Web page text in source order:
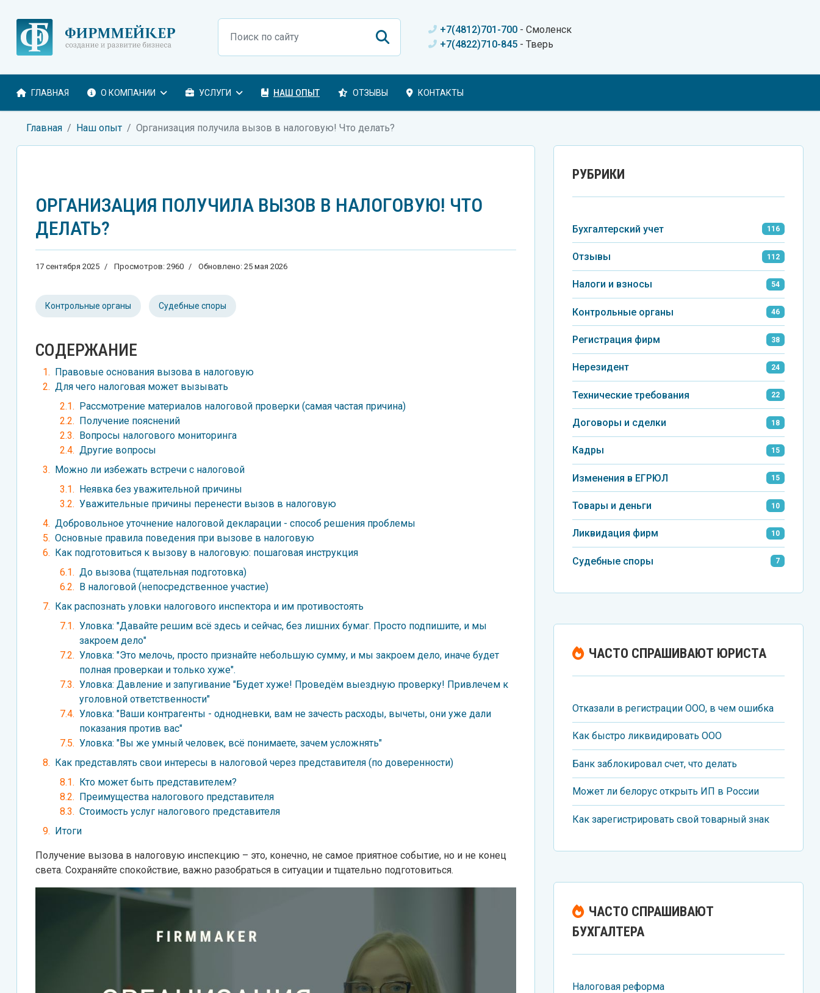
Поиск +7(4812)701-700 - Смоленск
+7(4822)710-845 - Тверь
ГЛАВНАЯ О КОМПАНИИ УСЛУГИ НАШ ОПЫТ ОТЗЫВЫ КОНТАКТЫ
Главная Наш опыт Организация получила вызов в налоговую! Что делать?
ОРГАНИЗАЦИЯ ПОЛУЧИЛА ВЫЗОВ В НАЛОГОВУЮ! ЧТО
ДЕЛАТЬ?
17 сентября 2025 Просмотров: 2960 Обновлено: 25 мая 2026
Контрольные органы Судебные споры
СОДЕРЖАНИЕ
Правовые основания вызова в налоговую
Для чего налоговая может вызывать
Рассмотрение материалов налоговой проверки (самая частая причина)
Получение пояснений
Вопросы налогового мониторинга
Другие вопросы
Можно ли избежать встречи с налоговой
Неявка без уважительной причины
Уважительные причины перенести вызов в налоговую
Добровольное уточнение налоговой декларации - способ решения проблемы
Основные правила поведения при вызове в налоговую
Как подготовиться к вызову в налоговую: пошаговая инструкция
До вызова (тщательная подготовка)
В налоговой (непосредственное участие)
Как распознать уловки налогового инспектора и им противостоять
Уловка: "Давайте решим всё здесь и сейчас, без лишних бумаг. Просто подпишите, и мы
закроем дело"
Уловка: "Это мелочь, просто признайте небольшую сумму, и мы закроем дело, иначе будет
полная проверкаи и только хуже".
Уловка: Давление и запугивание "Будет хуже! Проведём выездную проверку! Привлечем к
уголовной ответственности"
Уловка: "Ваши контрагенты - однодневки, вам не зачесть расходы, вычеты, они уже дали
показания против вас"
Уловка: "Вы же умный человек, всё понимаете, зачем усложнять"
Как представлять свои интересы в налоговой через представителя (по доверенности)
Кто может быть представителем?
Преимущества налогового представителя
Стоимость услуг налогового представителя
Итоги
Получение вызова в налоговую инспекцию – это, конечно, не самое приятное событие, но и не конец
света. Сохраняйте спокойствие, важно разобраться в ситуации и тщательно подготовиться.
РУБРИКИ
Бухгалтерский учет 116
Отзывы 112
Налоги и взносы 54
Контрольные органы 46
Регистрация фирм 38
Нерезидент 24
Технические требования 22
Договоры и сделки 18
Кадры 15
Изменения в ЕГРЮЛ 15
Товары и деньги 10
Ликвидация фирм 10
Судебные споры 7
ЧАСТО СПРАШИВАЮТ ЮРИСТА
Отказали в регистрации ООО, в чем ошибка
Как быстро ликвидировать ООО
Банк заблокировал счет, что делать
Может ли белорус открыть ИП в России
Как зарегистрировать свой товарный знак
ЧАСТО СПРАШИВАЮТ
БУХГАЛТЕРА
Налоговая реформа